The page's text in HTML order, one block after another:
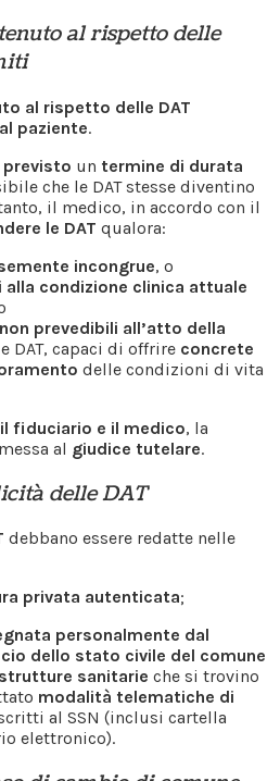
al rispetto delle
al rispetto delle DAT
paziente.
previsto un termine di durata
che le DAT stesse diventino
il medico, in accordo con il
le DAT qualora:
incongrue, o
condizione clinica attuale
prevedibili all’atto della
DAT, capaci di offrire concrete
delle condizioni di vita
fiduciario e il medico, la
al giudice tutelare.
delle DAT
debbano essere redatte nelle
privata autenticata;
personalmente dal
dello stato civile del comune
strutture sanitarie che si trovino
modalità telematiche di
al SSN (inclusi cartella
elettronico).